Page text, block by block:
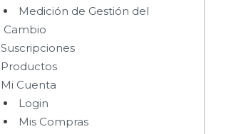
Medición de Gestión del
Cambio
Suscripciones
Productos
Mi Cuenta
Login
Mis Compras